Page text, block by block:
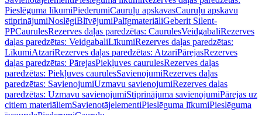
Pieslēguma līkumiPiederumiCauruļu apskavasCauruļu apskavu
stiprinājumiNoslēgiBlīvējumiPalīgmateriāliGeberit Silent-
PPCaurulesRezerves daļas paredzētas: CaurulesVeidgabaliRezerves
daļas paredzētas: VeidgabaliLīkumiRezerves daļas paredzētas:
LīkumiAtzariRezerves daļas paredzētas: AtzariPārejasRezerves
daļas paredzētas: PārejasPiekļuves caurulesRezerves daļas
paredzētas: Piekļuves caurulesSavienojumiRezerves daļas
paredzētas: SavienojumiUzmavu savienojumiRezerves daļas
paredzētas: Uzmavu savienojumiStiprinājuma savienojumiPārejas uz
citiem materiāliemSavienotājelementiPieslēguma līkumiPieslēguma